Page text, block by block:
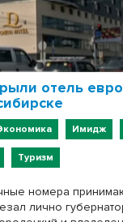
отель
Имидж
Туризм
номера
лично